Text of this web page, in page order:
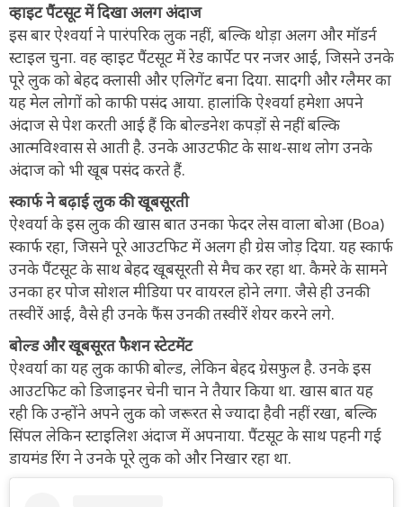
व्हाइट पैंटसूट में दिखा अलग अंदाज
इस बार ऐश्वर्या ने पारंपरिक लुक नहीं, बल्कि थोड़ा अलग और मॉडर्न
स्टाइल चुना. वह व्हाइट पैंटसूट में रेड कार्पेट पर नजर आईं, जिसने उनके
पूरे लुक को बेहद क्लासी और एलिगेंट बना दिया. सादगी और ग्लैमर का
यह मेल लोगों को काफी पसंद आया. हालांकि ऐश्वर्या हमेशा अपने
अंदाज से पेश करती आई हैं कि बोल्डनेश कपड़ों से नहीं बल्कि
आत्मविश्वास से आती है. उनके आउटफीट के साथ-साथ लोग उनके
अंदाज को भी खूब पसंद करते हैं.
स्कार्फ ने बढ़ाई लुक की खूबसूरती
ऐश्वर्या के इस लुक की खास बात उनका फेदर लेस वाला बोआ (Boa)
स्कार्फ रहा, जिसने पूरे आउटफिट में अलग ही ग्रेस जोड़ दिया. यह स्कार्फ
उनके पैंटसूट के साथ बेहद खूबसूरती से मैच कर रहा था. कैमरे के सामने
उनका हर पोज सोशल मीडिया पर वायरल होने लगा. जैसे ही उनकी
तस्वीरें आई, वैसे ही उनके फैंस उनकी तस्वीरें शेयर करने लगे.
बोल्ड और खूबसूरत फैशन स्टेटमेंट
ऐश्वर्या का यह लुक काफी बोल्ड, लेकिन बेहद ग्रेसफुल है. उनके इस
आउटफिट को डिजाइनर चेनी चान ने तैयार किया था. खास बात यह
रही कि उन्होंने अपने लुक को जरूरत से ज्यादा हैवी नहीं रखा, बल्कि
सिंपल लेकिन स्टाइलिश अंदाज में अपनाया. पैंटसूट के साथ पहनी गई
डायमंड रिंग ने उनके पूरे लुक को और निखार रहा था.